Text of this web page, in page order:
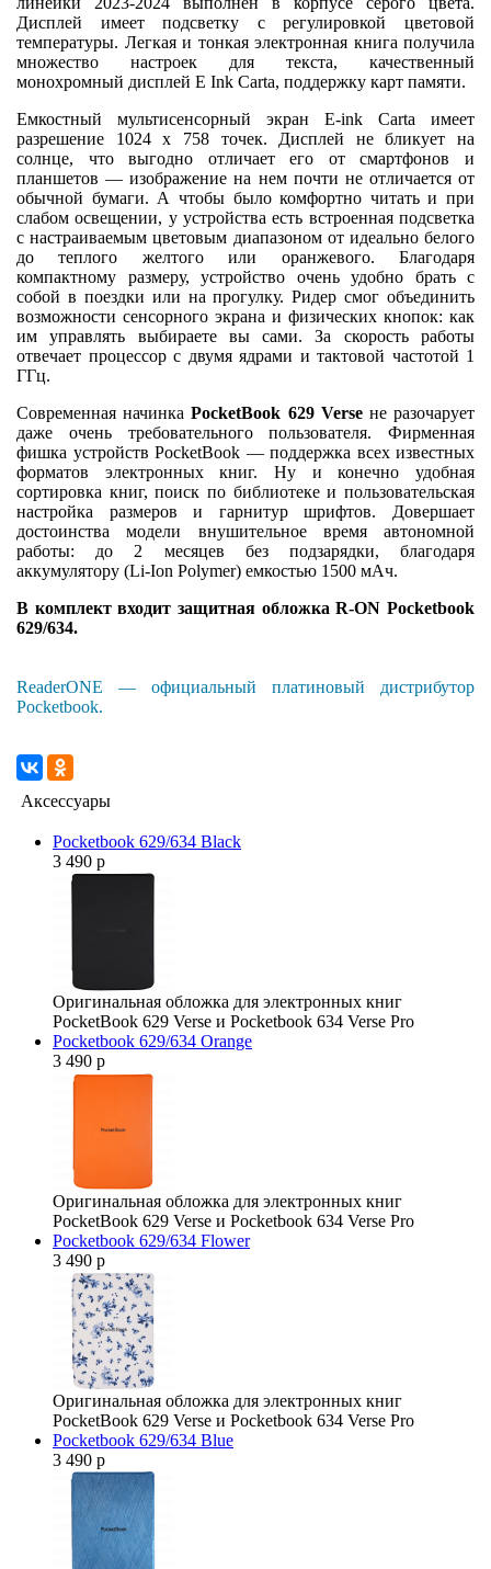
Дисплей имеет подсветку с регулировкой цветовой
температуры. Легкая и тонкая электронная книга получила
множество настроек для текста, качественный
монохромный дисплей E Ink Carta, поддержку карт памяти.
Емкостный мультисенсорный экран E-ink Carta имеет
разрешение 1024 х 758 точек. Дисплей не бликует на
солнце, что выгодно отличает его от смартфонов и
планшетов — изображение на нем почти не отличается от
обычной бумаги. А чтобы было комфортно читать и при
слабом освещении, у устройства есть встроенная подсветка
с настраиваемым цветовым диапазоном от идеально белого
до теплого желтого или оранжевого. Благодаря
компактному размеру, устройство очень удобно брать с
собой в поездки или на прогулку. Ридер смог объединить
возможности сенсорного экрана и физических кнопок: как
им управлять выбираете вы сами. За скорость работы
отвечает процессор с двумя ядрами и тактовой частотой 1
ГГц.
Современная начинкаPocketBook 629 Verse не разочарует
даже очень требовательного пользователя. Фирменная
фишка устройств PocketBook — поддержка всех известных
форматов электронных книг. Ну и конечно удобная
сортировка книг, поиск по библиотеке и пользовательская
настройка размеров и гарнитур шрифтов. Довершает
достоинства модели внушительное время автономной
работы: до 2 месяцев без подзарядки, благодаря
аккумулятору (Li-Ion Polymer) емкостью 1500 мАч.
В комплект входит защитная обложка R-ON Pocketbook
629/634.
ReaderONE — официальный платиновый дистрибутор
Pocketbook.
Аксессуары
Pocketbook 629/634 Black
3 490 р
Оригинальная обложка для электронных книг
PocketBook 629 Verse и Pocketbook 634 Verse Pro
Pocketbook 629/634 Orange
3 490 р
Оригинальная обложка для электронных книг
PocketBook 629 Verse и Pocketbook 634 Verse Pro
Pocketbook 629/634 Flower
3 490 р
Оригинальная обложка для электронных книг
PocketBook 629 Verse и Pocketbook 634 Verse Pro
Pocketbook 629/634 Blue
3 490 р